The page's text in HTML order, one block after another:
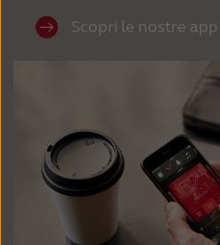
Scopri le nostre app